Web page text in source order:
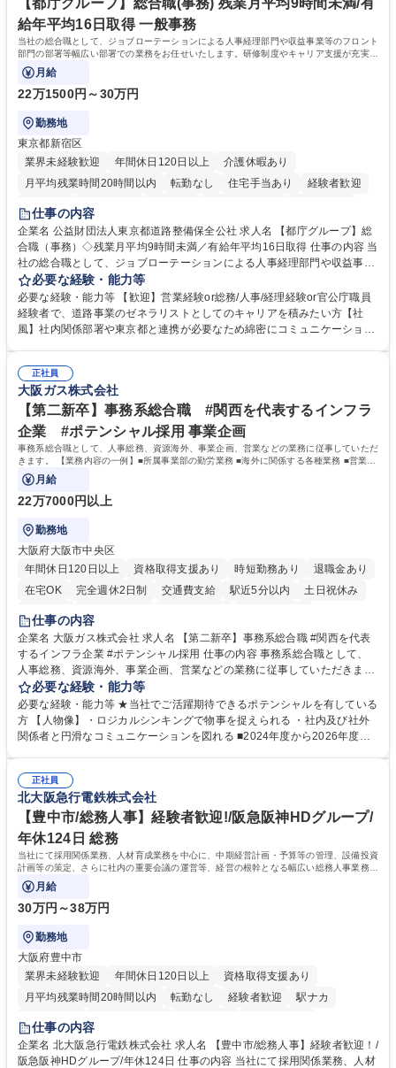
資格：
【都庁グループ】総合職(事務) 残業月平均9時間未満/有
給年平均16日取得 一般事務
当社の総合職として、ジョブローテーションによる人事経理部門や収益事業等のフロント
部門の部署等幅広い部署での業務をお任せいたします。研修制度やキャリア支援が充実し
ております！ ※下記業務詳細
月給
22万1500円～30万円
勤務地
東京都新宿区
業界未経験歓迎
年間休日120日以上
介護休暇あり
月平均残業時間20時間以内
転勤なし 住宅手当あり
経験者歓迎
研修あり
退職金あり
駅近5分以内
資格取得手当あり 食事補助あり
仕事の内容
企業名 公益財団法人東京都道路整備保全公社 求人名 【都庁グループ】総
合職（事務）◇残業月平均9時間未満／有給年平均16日取得 仕事の内容 当
社の総合職として、ジョブローテーションによる人事経理部門や収益事業
等のフロント部門の部署等幅広い部署での業務をお任せいたします。研修
制度やキャリア支援が充実しております！ ※下記業務詳細 【業務詳細】■
管理部門：広報、人事、経理など当公社の運営に係る管理業務 ■収益部
門：駐車場の新規開拓、管理運営、新宿駅西口広場の「イベントコーナ
道路施設や道路工事現場の見学ツアー事業 ※入社後は上記いずれかの部門
へ配属。※業務内容変更の範囲：会社の定める業務 募集職種 【都庁グル
ープ】総合職（事務）◇残業月平均9時間未満／有給年平均16日取得
必要な経験・能力等
必要な経験・能力等 【歓迎】営業経験or総務/人事/経理経験or官公庁職員
経験者で、道路事業のゼネラリストとしてのキャリアを積みたい方【社
風】社内関係部署や東京都と連携が必要なため綿密にコミュニケーション
部門など多岐に渡る業務を経験できます。 ■様々なプロジェクト：駐車場
事業の他、新宿駅西口広場内に設置された照明を兼ねた広告「ブライトサ
イン」の管理運営を行うなど、事業収益を生み出す活動を積極的に行って
います。 学歴・資格 学歴：大学院 大学 高専 短大 専修学校 高校 語学力：
資格：
正社員
大阪ガス株式会社
【第二新卒】事務系総合職 #関西を代表するインフラ
企業 #ポテンシャル採用 事業企画
事務系総合職として、人事総務、資源海外、事業企画、営業などの業務に従事していただ
きます。 【業務内容の一例】■所属事業部の勤労業務 ■海外に関係する各種業務 ■営業部
門の企画スタッフ、ルート営業
月給
22万7000円以上
勤務地
大阪府大阪市中央区
年間休日120日以上
資格取得支援あり 時短勤務あり
退職金あり
在宅OK
完全週休2日制 交通費支給 駅近5分以内
土日祝休み
服装自由
第二新卒歓迎
仕事の内容
企業名 大阪ガス株式会社 求人名 【第二新卒】事務系総合職 #関西を代表
するインフラ企業 #ポテンシャル採用 仕事の内容 事務系総合職として、
人事総務、資源海外、事業企画、営業などの業務に従事していただきま
す。 【業務内容の一例】■所属事業部の勤労業務 ■海外に関係する各種業
務 ■営業部門の企画スタッフ、ルート営業 【キャリアパス】入社後の配属
ポジションで一定期間ご活躍頂いた後、本人の適性及び将来のキャリアを
鑑みてジョブローテーションを行います。 【育成】OJTでの現場育成や研
表するインフラ企業 #ポテンシャル採用
必要な経験・能力等
必要な経験・能力等 ★当社でご活躍期待できるポテンシャルを有している
方 【人物像】・ロジカルシンキングで物事を捉えられる ・社内及び社外
関係者と円滑なコミュニケーションを図れる ■2024年度から2026年度ま
72.html ■エネルギーセキュリティの不安定化や気候変動による自然災害の
甚大化など、これまで以上に社会課題解決の重要性が高まっています。
「未来の日常」の創造に向けて持続可能な社会の実現に貢献してまいりま
す。 学歴・資格 学歴：大学院 大学 語学力： 資格：
正社員
北大阪急行電鉄株式会社
【豊中市/総務人事】経験者歓迎!/阪急阪神HDグループ/
年休124日 総務
当社にて採用関係業務、人材育成業務を中心に、中期経営計画・予算等の管理、設備投資
計画等の策定、さらに社内の重要会議の運営等、経営の根幹となる幅広い総務人事業務全
般を担当していただきます。
月給
30万円～38万円
勤務地
大阪府豊中市
業界未経験歓迎
年間休日120日以上
資格取得支援あり
月平均残業時間20時間以内
転勤なし 経験者歓迎
駅ナカ
退職金あり
土日祝休み
服装自由 昼食補助あり 食事補助あり
仕事の内容
企業名 北大阪急行電鉄株式会社 求人名 【豊中市/総務人事】経験者歓迎！/
阪急阪神HDグループ/年休124日 仕事の内容 当社にて採用関係業務、人材